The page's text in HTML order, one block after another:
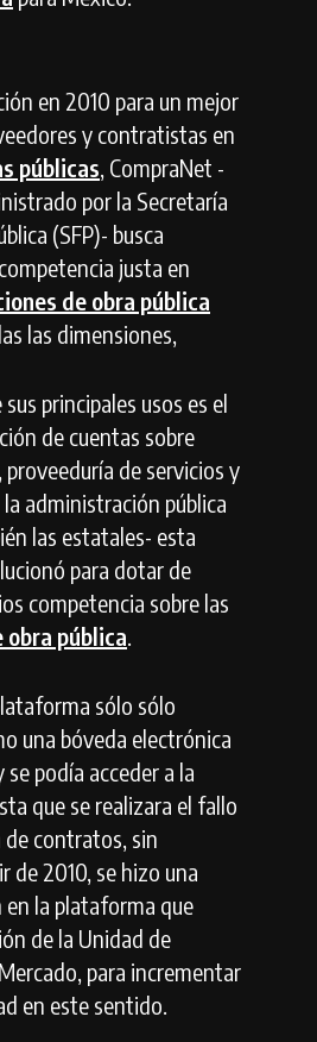
en 2010 para un mejor
y contratistas en
públicas, CompraNet -
por la Secretaría
(SFP)- busca
justa en
de obra pública
las dimensiones,
principales usos es el
de cuentas sobre
de servicios y
administración pública
las estatales- esta
para dotar de
competencia sobre las
pública.
sólo sólo
una bóveda electrónica
podía acceder a la
que se realizara el fallo
contratos, sin
de 2010, se hizo una
la plataforma que
de la Unidad de
para incrementar
en este sentido.